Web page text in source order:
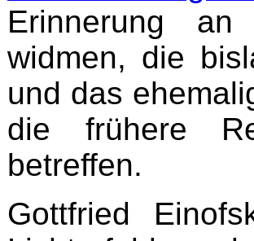
Erinnerung
widmen, die
und das
die frühere
betreffen.
Gottfried